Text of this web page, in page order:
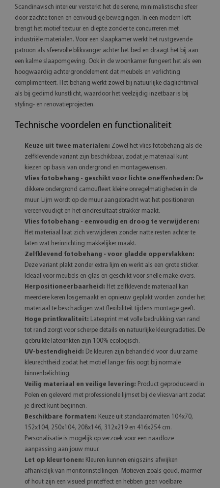
Scandinavisch interieur versterkt het de serene, minimalistische sfeer
door zachte tonen en eenvoudige bewegingen. In een modern loft
brengt het motief textuur en diepte zonder te concurreren met
industriële materialen. Voor een slaapkamer werkt het rustgevende
patroon als sfeervolle blikvanger achter het bed en draagt het bij aan
een kalme slaapomgeving. Ook in de woonkamer fungeert het als een
hoogwaardig achtergrondelement dat meubels en verlichting
complimenteert. Het behang werkt zowel bij natuurlijke daglichtinval
als bij gedimd kunstlicht, waardoor het veelzijdig inzetbaar is bij
styling- en renovatieprojecten.
Technische voordelen en functionaliteit
Keuze uit twee materialen: Zowel het vlies fotobehang als de
zelfklevende variant zijn beschikbaar, zodat je materiaal kunt
kiezen op basis van ondergrond en montagewensen.
Vlies fotobehang - geschikt voor lichte oneffenheden: De
dikkere ondergrond camoufleert kleine onregelmatigheden in de
muur. Lijm wordt op de muur aangebracht wat het positioneren
vereenvoudigt en het eindresultaat strakker maakt.
Vlies fotobehang - eenvoudig en droog te verwijderen:
Het materiaal laat zich verwijderen zonder natte resten achter te
laten wat herinrichting makkelijker maakt.
Zelfklevend fotobehang - voor gladde oppervlakken:
Deze variant plakt zonder extra lijm en werkt als een grote sticker.
Ideaal voor meubels en glas en geschikt voor snelle make-overs.
Herpositioneerbaarheid: Het zelfklevende materiaal kan
meerdere keren losgemaakt en opnieuw geplakt worden zonder het
materiaal te beschadigen wat flexibiliteit tijdens montage geeft.
Hoge printkwaliteit: Latexprint met volle bedrukking van rand
tot rand zorgt voor scherpe details en natuurlijke kleurgradaties. De
gebruikte latexinkten zijn 100% ecologisch.
UV-bestendigheid: De kleuren zijn behandeld voor duurzame
kleurechtheid zodat het motief langer fris oogt bij normale
binnenbelichting.
Veilig materiaal en veilige levering: Product geproduceerd in
Polen en geleverd met professionele lijmset bij de vliesvariant zodat
je direct kunt beginnen.
Beschikbare formaten: Keuze uit standaardmaten 104x70,
152x104, 250x104, 208x146, 312x219 en 416x254 cm.
Personalisatie is mogelijk op verzoek voor een naadloze
aanpassing aan jouw muur.
Let op kleurtonen: Kleuren kunnen enigszins afwijken
afhankelijk van monitorinstellingen. Motieven zoals goud, marmer
of hout zijn een visueel printeffect en hebben geen voelbare